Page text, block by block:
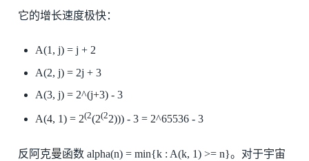
它的增长速度极快：
A(1, j) = j + 2
A(2, j) = 2j + 3
A(3, j) = 2^(j+3) - 3
A(4, 1) = 2(2(2(22))) - 3 = 2^65536 - 3
反阿克曼函数 alpha(n) = min{k : A(k, 1) >= n}。对于宇宙